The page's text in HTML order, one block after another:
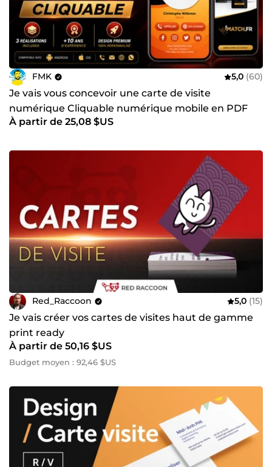
FMK 5,0 (60)
Je vais vous concevoir une carte de visite
numérique Cliquable numérique mobile en PDF
À partir de 25,08 $US
Red_Raccoon 5,0 (15)
Je vais créer vos cartes de visites haut de gamme
print ready
À partir de 50,16 $US
Budget moyen : 92,46 $US